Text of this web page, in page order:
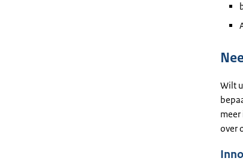
Wilt
over